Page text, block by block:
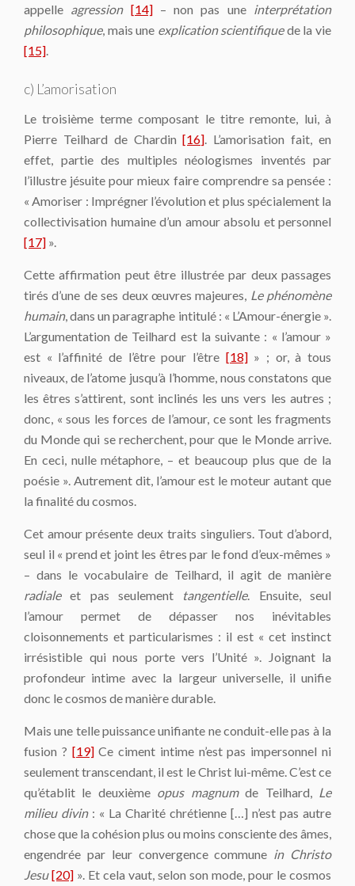
appelle agression [14]– non pas une interprétation
philosophique, mais une explication scientifiquede la vie
[15].
c) L’amorisation
Le troisième terme composant le titre remonte, lui, à
Pierre Teilhard de Chardin[16]. L’amorisation fait, en
effet, partie des multiples néologismes inventés par
l’illustre jésuite pour mieux faire comprendre sa pensée :
« Amoriser : Imprégner l’évolution et plus spécialement la
collectivisation humaine d’un amour absolu et personnel
[17] ».
Cette affirmation peut être illustrée par deux passages
tirés d’une de ses deux œuvres majeures, Le phénomène
humain, dans un paragraphe intitulé : « L’Amour-énergie ».
L’argumentation de Teilhard est la suivante : « l’amour »
est « l’affinité de l’être pour l’être [18]» ; or, à tous
niveaux, de l’atome jusqu’à l’homme, nous constatons que
les êtres s’attirent, sont inclinés les uns vers les autres ;
donc, « sous les forces de l’amour, ce sont les fragments
du Monde qui se recherchent, pour que le Monde arrive.
En ceci, nulle métaphore, – et beaucoup plus que de la
poésie ». Autrement dit, l’amour est le moteur autant que
la finalité du cosmos.
Cet amour présente deux traits singuliers. Tout d’abord,
seul il « prend et joint les êtres par le fond d’eux-mêmes »
– dans le vocabulaire de Teilhard, il agit de manière
radialeet pas seulement tangentielle. Ensuite, seul
l’amour permet de dépasser nos inévitables
cloisonnements et particularismes : il est « cet instinct
irrésistible qui nous porte vers l’Unité ». Joignant la
profondeur intime avec la largeur universelle, il unifie
donc le cosmos de manière durable.
Mais une telle puissance unifiante ne conduit-elle pas à la
fusion ? [19]Ce ciment intime n’est pas impersonnel ni
seulement transcendant, il est le Christ lui-même. C’est ce
qu’établit le deuxième opus magnumde Teilhard, Le
milieu divin: « La Charité chrétienne […] n’est pas autre
chose que la cohésion plus ou moins consciente des âmes,
engendrée par leur convergence commune in Christo
Jesu [20] ». Et cela vaut, selon son mode, pour le cosmos